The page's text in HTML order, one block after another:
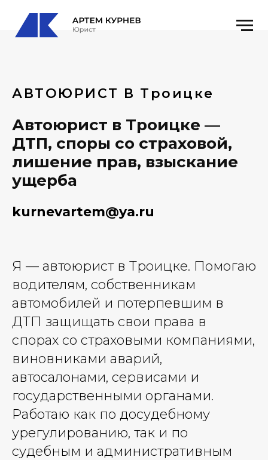
АВТОЮРИСТ В Троицке
Автоюрист в Троицке —
ДТП, споры со страховой,
лишение прав, взыскание
ущерба
kurnevartem@ya.ru
Я — автоюрист в Троицке. Помогаю
водителям, собственникам
автомобилей и потерпевшим в
ДТП защищать свои права в
спорах со страховыми компаниями,
виновниками аварий,
автосалонами, сервисами и
государственными органами.
Работаю как по досудебному
урегулированию, так и по
судебным и административным